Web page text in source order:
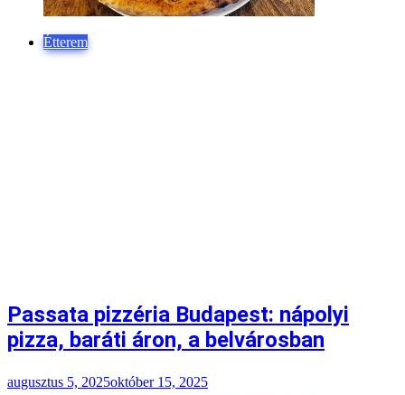
Étterem
Passata pizzéria Budapest: nápolyi
pizza, baráti áron, a belvárosban
augusztus 5, 2025október 15, 2025